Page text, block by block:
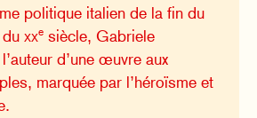
politique italien de la fin du
duxxe siècle, Gabriele
d’une œuvre aux
marquée par l’héroïsme et